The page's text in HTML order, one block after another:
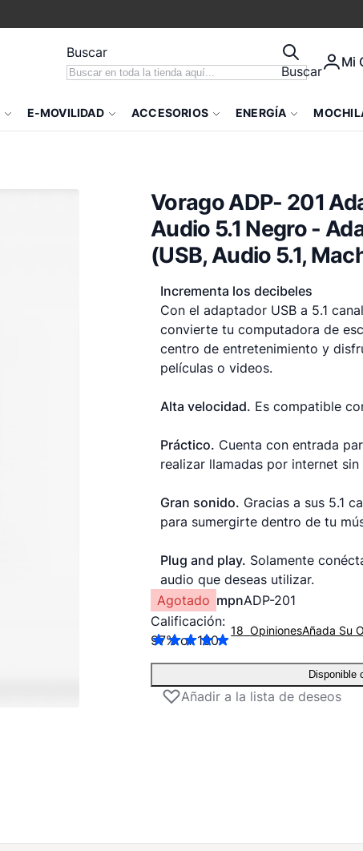
Buscar
Buscar
Mi
E-MOVILIDAD ACCESORIOS ENERGÍA
Vorago ADP- 201
Audio 5.1 Negro -
(USB, Audio 5.1,
Incrementa los decibeles
Con el adaptador USB a 5.1
convierte tu computadora de
centro de entretenimiento y
películas o videos.
Alta velocidad. Es compatible
Práctico. Cuenta con entrada
realizar llamadas por internet
Gran sonido. Gracias a sus 5.1
para sumergirte dentro de tu
Plug and play. Solamente
audio que deseas utilizar.
Agotado mpnADP-201
Calificación:
97% of100
18 OpinionesAñada Su
Disponible
Añadir a la lista de deseos